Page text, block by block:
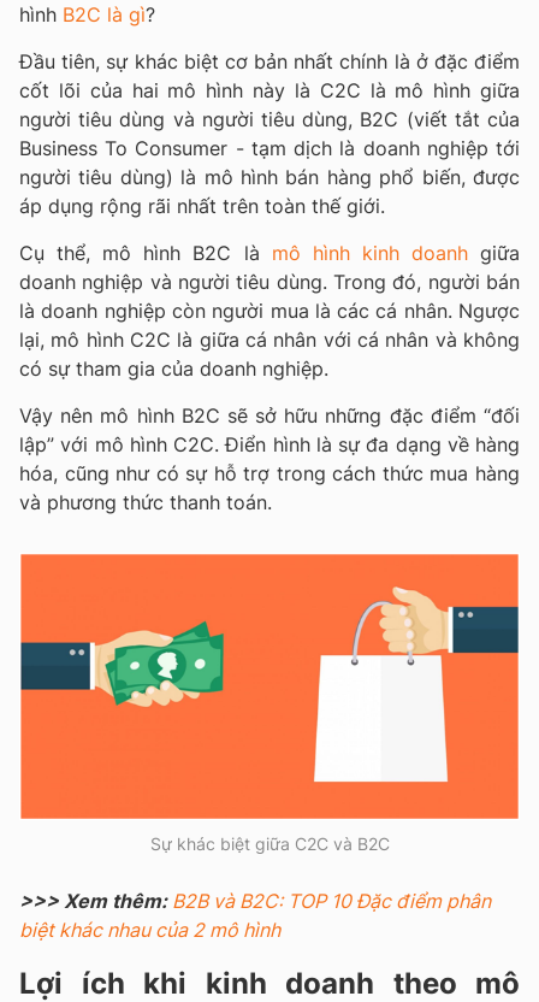
hình B2C là gì?
Đầu tiên, sự khác biệt cơ bản nhất chính là ở đặc điểm
cốt lõi của hai mô hình này là C2C là mô hình giữa
người tiêu dùng và người tiêu dùng, B2C (viết tắt của
Business To Consumer - tạm dịch là doanh nghiệp tới
người tiêu dùng) là mô hình bán hàng phổ biến, được
áp dụng rộng rãi nhất trên toàn thế giới.
Cụ thể, mô hình B2C là mô hình kinh doanhgiữa
doanh nghiệp và người tiêu dùng. Trong đó, người bán
là doanh nghiệp còn người mua là các cá nhân. Ngược
lại, mô hình C2C là giữa cá nhân với cá nhân và không
có sự tham gia của doanh nghiệp.
Vậy nên mô hình B2C sẽ sở hữu những đặc điểm “đối
lập” với mô hình C2C. Điển hình là sự đa dạng về hàng
hóa, cũng như có sự hỗ trợ trong cách thức mua hàng
và phương thức thanh toán.
Sự khác biệt giữa C2C và B2C
>>> Xem thêm: B2B và B2C: TOP 10 Đặc điểm phân
biệt khác nhau của 2 mô hình
Lợi ích khi kinh doanh theo mô